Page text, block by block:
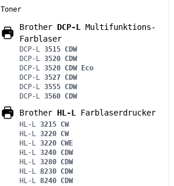
Toner
Brother DCP-L Multifunktions-
Farblaser
DCP-L 3515 CDW
DCP-L 3520 CDW
DCP-L 3520 CDW Eco
DCP-L 3527 CDW
DCP-L 3555 CDW
DCP-L 3560 CDW
Brother HL-L Farblaserdrucker
HL-L 3215 CW
HL-L 3220 CW
HL-L 3220 CWE
HL-L 3240 CDW
HL-L 3280 CDW
HL-L 8230 CDW
HL-L 8240 CDW